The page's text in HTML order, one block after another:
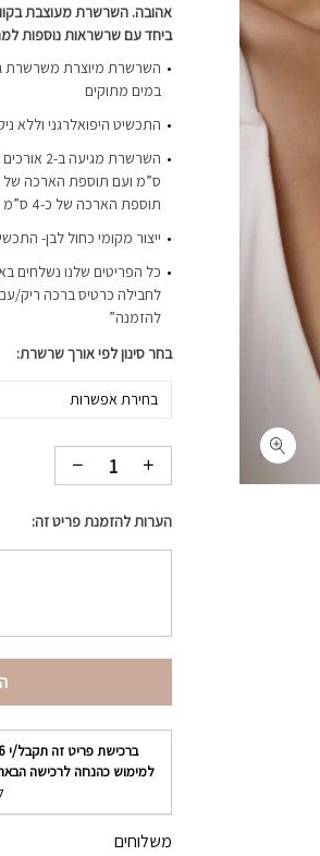
אהובה. השרשרת מעוצבת
ביחד עם שרשראות נוספות
השרשרת מיוצרת משרשרת
במים מתוקים
התכשיט היפואלרגני וללא
תוספת הארכה של כ-4 ס”מ
ייצור מקומי כחול לבן-
כל הפריטים שלנו נשלחים
לחבילה כרטיס ברכה ריק/
להזמנה”
בחר סינון לפי אורך שרשרת
בחירת אפשרות
הערות להזמנת פריט זה:
ברכישת פריט זה תקבל/י6
למימוש כהנחה לרכישה
משלוחים